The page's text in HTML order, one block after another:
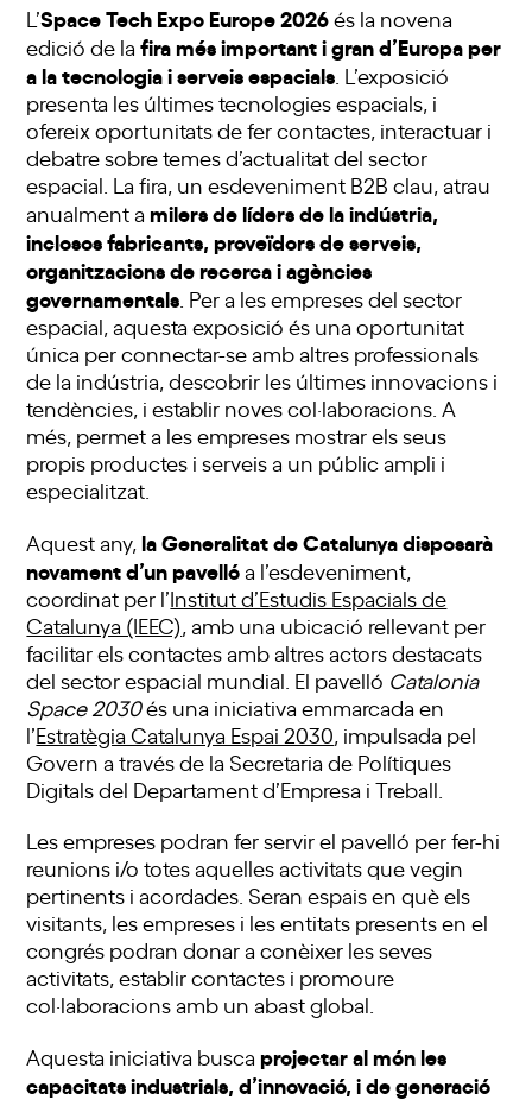
L’Space Tech Expo Europe 2026és la novena
edició de la fira més important i gran d’Europa per
a la tecnologia i serveis espacials . L’exposició
presenta les últimes tecnologies espacials, i
ofereix oportunitats de fer contactes, interactuar i
debatre sobre temes d’actualitat del sector
espacial. La fira, un esdeveniment B2B clau, atrau
anualment amilers de líders de la indústria,
inclosos fabricants, proveïdors de serveis,
organitzacions de recerca i agències
governamentals . Per a les empreses del sector
espacial, aquesta exposició és una oportunitat
única per connectar-se amb altres professionals
de la indústria, descobrir les últimes innovacions i
tendències, i establir noves col·laboracions. A
més, permet a les empreses mostrar els seus
propis productes i serveis a un públic ampli i
especialitzat.
Aquest any,la Generalitat de Catalunya disposarà
novament d’un pavellóa l’esdeveniment,
coordinat per l’Institut d’Estudis Espacials de
Catalunya (IEEC) , amb una ubicació rellevant per
facilitar els contactes amb altres actors destacats
del sector espacial mundial. El pavelló Catalonia
Space 2030és una iniciativa emmarcada en
l’Estratègia Catalunya Espai 2030 , impulsada pel
Govern a través de la Secretaria de Polítiques
Digitals del Departament d’Empresa i Treball.
Les empreses podran fer servir el pavelló per fer-hi
reunions i/o totes aquelles activitats que vegin
pertinents i acordades. Seran espais en què els
visitants, les empreses i les entitats presents en el
congrés podran donar a conèixer les seves
activitats, establir contactes i promoure
col·laboracions amb un abast global.
Aquesta iniciativa buscaprojectar al món les
capacitats industrials, d’innovació, i de generació